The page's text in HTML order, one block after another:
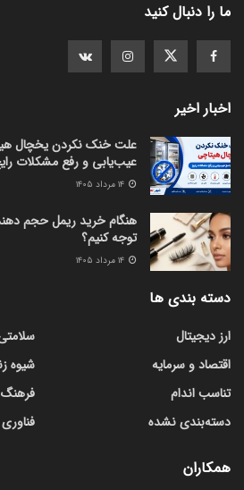
ما را دنبال کنید
اخبار اخیر
علت خنک نکردن یخچال
عیب‌یابی و رفع مشکلات
هنگام خرید ریمل حجم
توجه کنیم؟
دسته بندی ها
ارز دیجیتال
اقتصاد و سرمایه
تناسب اندام
دسته‌بندی نشده
شیوه
فناوری
همکاران